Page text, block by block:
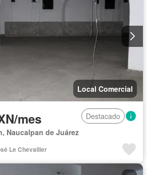
Local Comercial
mes
Destacado
Naucalpan de Juárez
Le Chevallier